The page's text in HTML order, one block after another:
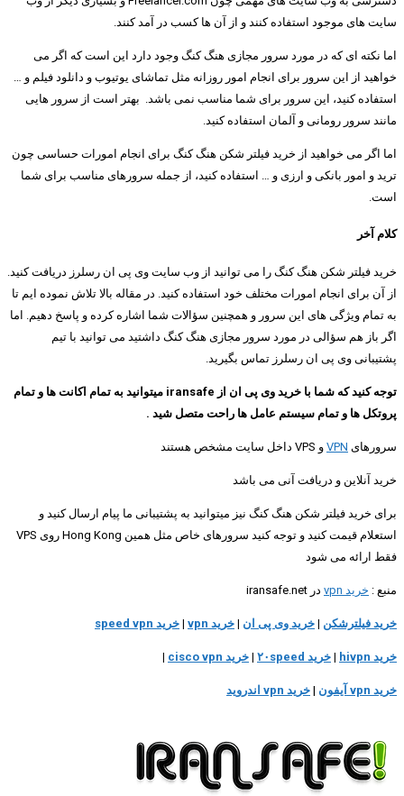
سایت های موجود استفاده کنند و از آن ها کسب در آمد کنند.
اما نکته ای که در مورد سرور مجازی هنگ کنگ وجود دارد این است که اگر می
خواهید از این سرور برای انجام امور روزانه مثل تماشای یوتیوب و دانلود فیلم و …
استفاده کنید، این سرور برای شما مناسب نمی باشد. بهتر است از سرور هایی
مانند سرور رومانی و آلمان استفاده کنید.
اما اگر می خواهید از خرید فیلتر شکن هنگ کنگ برای انجام امورات حساسی چون
ترید و امور بانکی و ارزی و … استفاده کنید، از جمله سرورهای مناسب برای شما
است.
کلام آخر
خرید فیلتر شکن هنگ کنگ را می توانید از وب سایت وی پی ان رسلرز دریافت کنید.
از آن برای انجام امورات مختلف خود استفاده کنید. در مقاله بالا تلاش نموده ایم تا
به تمام ویژگی های این سرور و همچنین سؤالات شما اشاره کرده و پاسخ دهیم. اما
اگر باز هم سؤالی در مورد سرور مجازی هنگ کنگ داشتید می توانید با تیم
پشتیبانی وی پی ان رسلرز تماس بگیرید.
توجه کنید که شما با خرید وی پی ان از iransafe میتوانید به تمام اکانت ها و تمام
پروتکل ها و تمام سیستم عامل ها راحت متصل شید .
سرورهای VPN و VPS داخل سایت مشخص هستند
خرید آنلاین و دریافت آنی می باشد
برای خرید فیلتر شکن هنگ کنگ نیز میتوانید به پشتیبانی ما پیام ارسال کنید و
استعلام قیمت کنید و توجه کنید سرورهای خاص مثل همین Hong Kong روی VPS
فقط ارائه می شود
منبع : خرید vpn در iransafe.net
خرید فیلترشکن | خرید وی پی ان | خرید vpn | خرید speed vpn
خرید hivpn | خرید ۲۰speed | خرید cisco vpn |
خرید vpn آیفون | خرید vpn اندروید